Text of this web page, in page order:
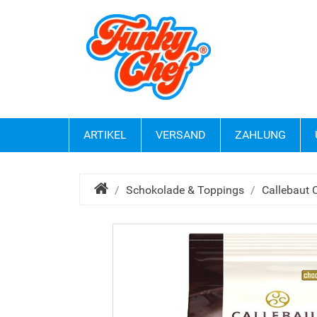
ARTIKEL VERSAND ZAHLUNG
Schokolade & Toppings Callebaut